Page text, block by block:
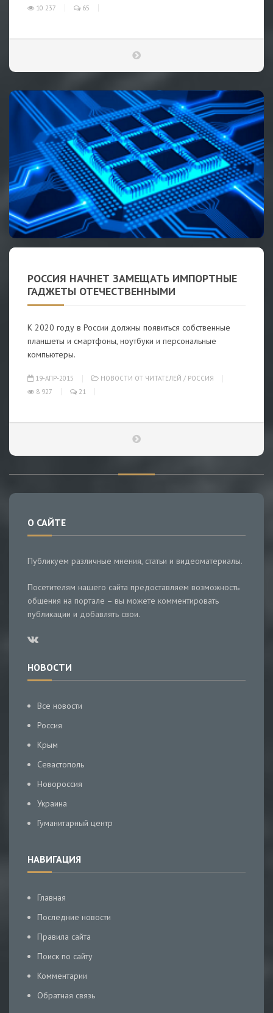
10 237
65
РОССИЯ НАЧНЕТ ЗАМЕЩАТЬ ИМПОРТНЫЕ
ГАДЖЕТЫ ОТЕЧЕСТВЕННЫМИ
К 2020 году в России должны появиться собственные
планшеты и смартфоны, ноутбуки и персональные
компьютеры.
19-АПР-2015 НОВОСТИ ОТ ЧИТАТЕЛЕЙ / РОССИЯ
8 927
21
О САЙТЕ
Публикуем различные мнения, статьи и видеоматериалы.
Посетителям нашего сайта предоставляем возможность
общения на портале – вы можете комментировать
публикации и добавлять свои.
НОВОСТИ
Все новости
Россия
Крым
Севастополь
Новороссия
Украина
Гуманитарный центр
НАВИГАЦИЯ
Главная
Последние новости
Правила сайта
Поиск по сайту
Комментарии
Обратная связь